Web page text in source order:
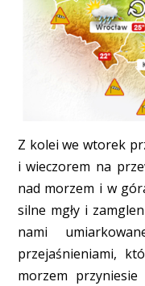
Z kolei we wtorek
i wieczorem na
nad morzem i w
silne mgły i
nami
przejaśnieniami,
morzem